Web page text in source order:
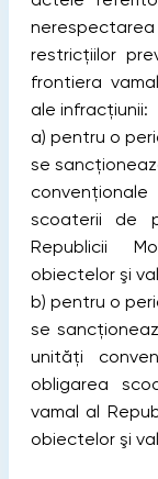
restricţiilor
frontiera
ale infracţiunii:
a) pentru o
se
scoaterii de
Republicii
obiectelor şi
b) pentru o
se
unităţi
obligarea
vamal al
obiectelor şi